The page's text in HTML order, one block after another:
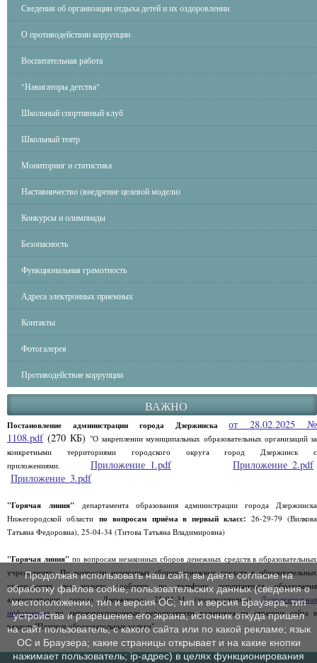
Сведения об организации отдыха детей и их оздоровлении
О противодействии коррупции
Воспитательная работа
"Навигаторы детства"
Школьный спортивный клуб
Школьный театр
Мониторинг и статистика
Наставничество (внедрение целевой модели)
Конкурсы и олимпиады
Безопасность
Функциональная грамотность
Адреса электронных приемных
Контакты
Фотогалерея
Противодействие коррупции
ВАЖНО
Постановление администрации города Дзержинскаот 28.02.2025 №
1108.pdf(270 КБ) "О закреплении муниципальных образовательных организаций за
конкретными территориями городского округа город Дзержинск с
приложениями. Приложение_1.pdf
Приложение_2.pdf
Приложение_3.pdf
"Горячая линия" департамента образования администрации города Дзержинска
Нижегородской области по вопросам приёма в первый класс: 26-29-79 (Вилкова
Татьяна Федоровна), 25-04-34 (Титова Татьяна Владимировна)
"Горячая линия"по вопросам незаконных сборов денежных средств в образовательных
учреждениях: По вопросам незаконных сборов денежных средств в образовательных
учреждениях вы можете сообщить по телефону департамента образования
администрации города Дзержинска: 25-04-34 (круглосуточно)Дополнительная
информацияпо антикоррупционным мероприятиям размещена на странице сайта в
разделе "Платные образовательные услуги".
Продолжая использовать наш сайт, вы даете согласие на
обработку файлов cookie, пользовательских данных (сведения о
местоположении; тип и версия ОС; тип и версия Браузера; тип
устройства и разрешение его экрана; источник откуда пришел
на сайт пользователь; с какого сайта или по какой рекламе; язык
ОС и Браузера; какие страницы открывает и на какие кнопки
нажимает пользователь; ip-адрес) в целях функционирования